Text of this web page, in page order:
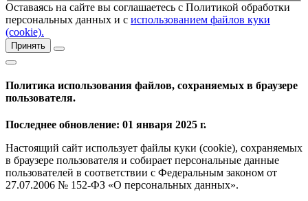
Оставаясь на сайте вы соглашаетесь с Политикой обработки
персональных данных и с использованием файлов куки
(cookie).
Принять
Политика использования файлов, сохраняемых в браузере
пользователя.
Последнее обновление: 01 января 2025 г.
Настоящий сайт использует файлы куки (cookie), сохраняемых
в браузере пользователя и собирает персональные данные
пользователей в соответствии с Федеральным законом от
27.07.2006 № 152-ФЗ «О персональных данных».